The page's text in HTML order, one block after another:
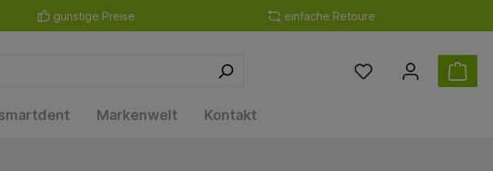
günstige Preise einfache Retoure
Markenwelt Kontakt